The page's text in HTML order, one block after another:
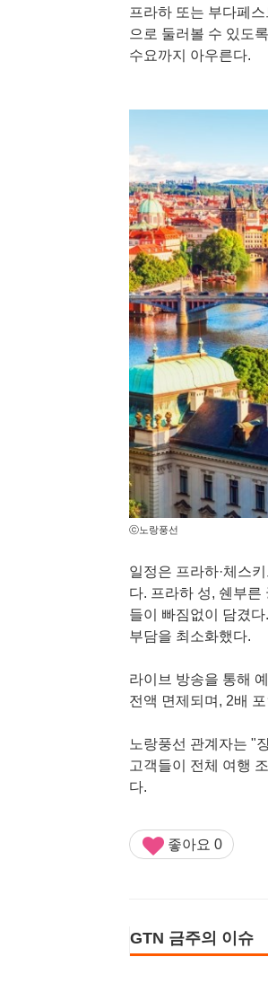
프라하 또는 부다페
으로 둘러볼 수 있도
수요까지 아우른다.
ⓒ노랑풍선
일정은 프라하·체스
다. 프라하 성, 쉔부른
들이 빠짐없이 담겼
부담을 최소화했다.
라이브 방송을 통해
전액 면제되며, 2배
노랑풍선 관계자는 "
고객들이 전체 여행
다.
좋아요 0
GTN 금주의 이슈